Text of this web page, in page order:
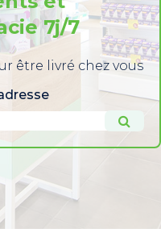
7j/7
être livré chez vous